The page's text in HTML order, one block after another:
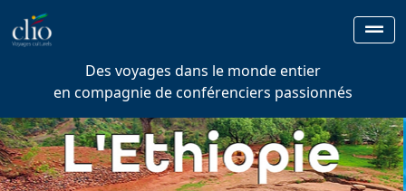
Des voyages dans le monde entier
en compagnie de conférenciers passionnés